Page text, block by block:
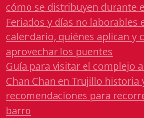
cómo se distribuyen durante
Feriados y días no laborables
calendario, quiénes aplican y
aprovechar los puentes
Guía para visitar el complejo
Chan Chan en Trujillo historia
recomendaciones para
barro